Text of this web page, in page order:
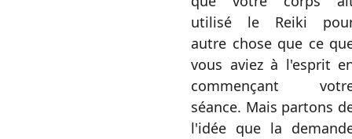
utilisé le Reiki
autre chose que ce
vous aviez à l'esprit
commençant
séance. Mais partons
l'idée que la